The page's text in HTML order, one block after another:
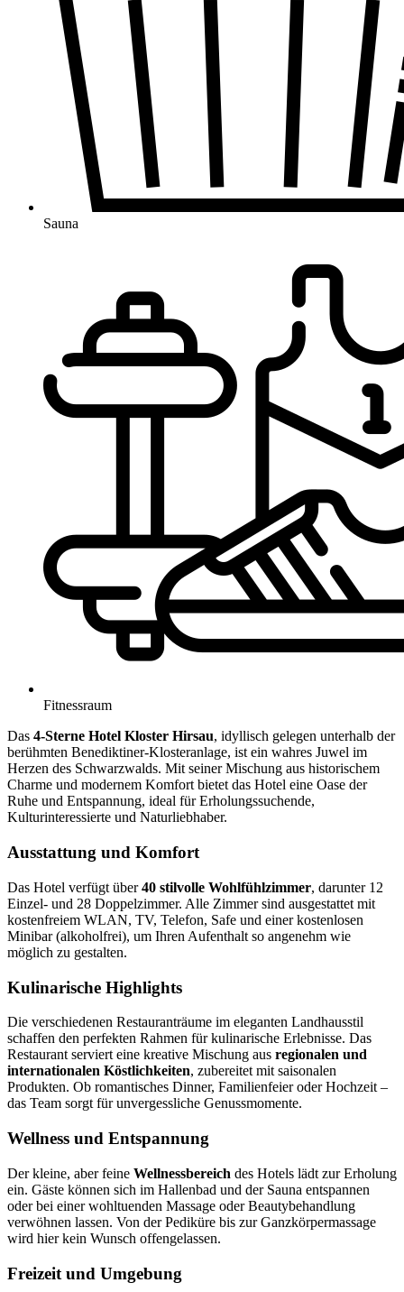
Sauna
Fitnessraum
Das 4-Sterne Hotel Kloster Hirsau, idyllisch gelegen unterhalb der
berühmten Benediktiner-Klosteranlage, ist ein wahres Juwel im
Herzen des Schwarzwalds. Mit seiner Mischung aus historischem
Charme und modernem Komfort bietet das Hotel eine Oase der
Ruhe und Entspannung, ideal für Erholungssuchende,
Kulturinteressierte und Naturliebhaber.
Ausstattung und Komfort
Das Hotel verfügt über40 stilvolle Wohlfühlzimmer, darunter 12
Einzel- und 28 Doppelzimmer. Alle Zimmer sind ausgestattet mit
kostenfreiem WLAN, TV, Telefon, Safe und einer kostenlosen
Minibar (alkoholfrei), um Ihren Aufenthalt so angenehm wie
möglich zu gestalten.
Kulinarische Highlights
Die verschiedenen Restauranträume im eleganten Landhausstil
schaffen den perfekten Rahmen für kulinarische Erlebnisse. Das
Restaurant serviert eine kreative Mischung aus regionalen und
internationalen Köstlichkeiten, zubereitet mit saisonalen
Produkten. Ob romantisches Dinner, Familienfeier oder Hochzeit –
das Team sorgt für unvergessliche Genussmomente.
Wellness und Entspannung
Der kleine, aber feine Wellnessbereich des Hotels lädt zur Erholung
ein. Gäste können sich im Hallenbad und der Sauna entspannen
oder bei einer wohltuenden Massage oder Beautybehandlung
verwöhnen lassen. Von der Pediküre bis zur Ganzkörpermassage
wird hier kein Wunsch offengelassen.
Freizeit und Umgebung